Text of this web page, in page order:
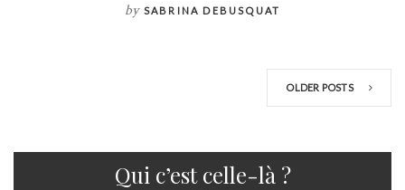
by SABRINA DEBUSQUAT
OLDER POSTS
Qui c’est celle-là ?